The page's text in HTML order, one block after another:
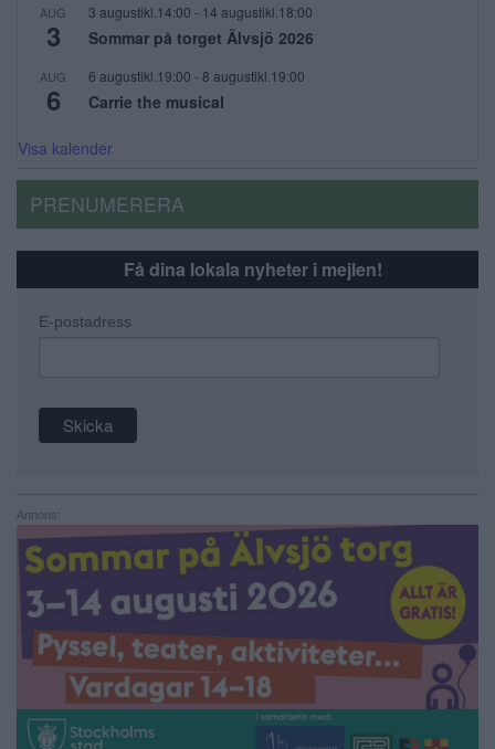
AUG
3
3 augustikl.14:00 - 14 augustikl.18:00
Sommar på torget Älvsjö 2026
AUG
6
6 augustikl.19:00 - 8 augustikl.19:00
Carrie the musical
Visa kalender
PRENUMERERA
Få dina lokala nyheter i mejlen!
E-postadress
Annons: